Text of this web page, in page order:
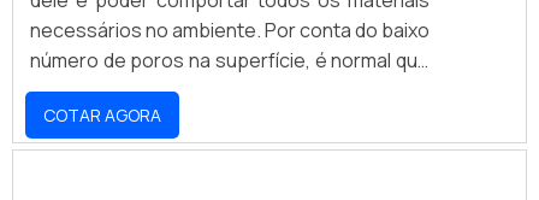
necessários no ambiente. Por conta do baixo
número de poros na superfície, é normal que
a bancada possua poucos ou praticamente
nenhum microorganismo, isso torna a
limpeza do ambiente muito prática.O uso do
COTAR AGORA